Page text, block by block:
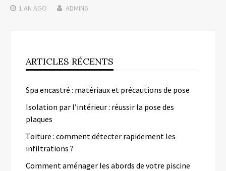
1 AN AGO ADMIN6
ARTICLES RÉCENTS
Spa encastré : matériaux et précautions de pose
Isolation par l’intérieur : réussir la pose des
plaques
Toiture : comment détecter rapidement les
infiltrations ?
Comment aménager les abords de votre piscine